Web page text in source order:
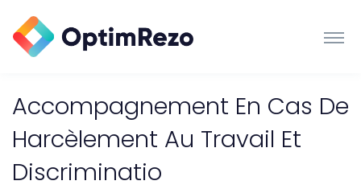
Accompagnement En Cas De
Harcèlement Au Travail Et
Discriminatio